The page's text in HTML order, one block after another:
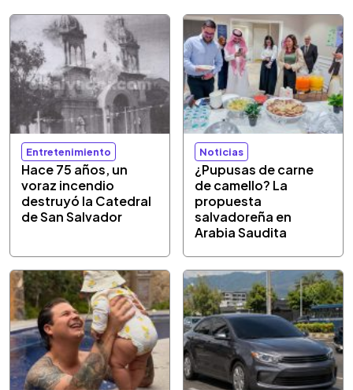
Entretenimiento
Hace 75 años, un
voraz incendio
destruyó la Catedral
de San Salvador
Noticias
¿Pupusas de carne
de camello? La
propuesta
salvadoreña en
Arabia Saudita